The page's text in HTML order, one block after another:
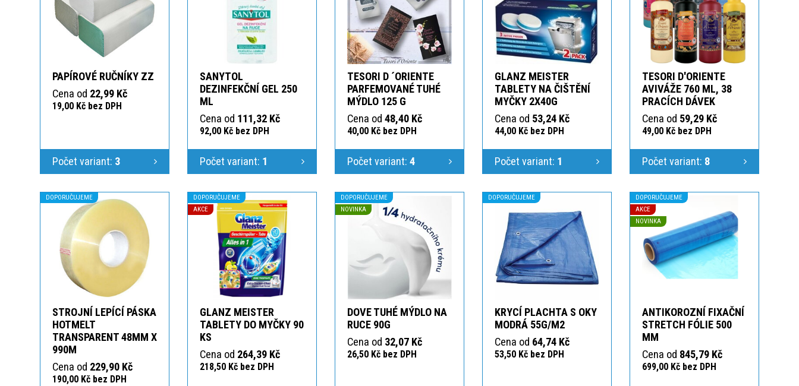
PAPÍROVÉ RUČNÍKY ZZ
Cena od 22,99 Kč
19,00 Kč bez DPH
Počet variant: 3
SANYTOL
DEZINFEKČNÍ GEL 250
ML
Cena od 111,32 Kč
92,00 Kč bez DPH
Počet variant: 1
TESORI D ´ORIENTE
PARFEMOVANÉ TUHÉ
MÝDLO 125 G
Cena od 48,40 Kč
40,00 Kč bez DPH
Počet variant: 4
GLANZ MEISTER
TABLETY NA ČIŠTĚNÍ
MYČKY 2X40G
Cena od 53,24 Kč
44,00 Kč bez DPH
Počet variant: 1
TESORI D'ORIENTE
AVIVÁŽE 760 ML, 38
PRACÍCH DÁVEK
Cena od 59,29 Kč
49,00 Kč bez DPH
Počet variant: 8
DOPORUČUJEME
STROJNÍ LEPÍCÍ PÁSKA
HOTMELT
TRANSPARENT 48MM X
990M
Cena od 229,90 Kč
190,00 Kč bez DPH
DOPORUČUJEME
AKCE
GLANZ MEISTER
TABLETY DO MYČKY 90
KS
Cena od 264,39 Kč
218,50 Kč bez DPH
DOPORUČUJEME
NOVINKA
DOVE TUHÉ MÝDLO NA
RUCE 90G
Cena od 32,07 Kč
26,50 Kč bez DPH
DOPORUČUJEME
KRYCÍ PLACHTA S OKY
MODRÁ 55G/M2
Cena od 64,74 Kč
53,50 Kč bez DPH
DOPORUČUJEME
AKCE
NOVINKA
ANTIKOROZNÍ FIXAČNÍ
STRETCH FÓLIE 500
MM
Cena od 845,79 Kč
699,00 Kč bez DPH